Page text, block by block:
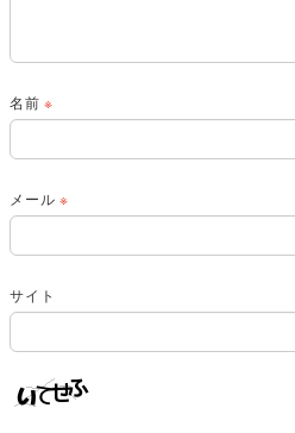
名前※
メール※
サイト